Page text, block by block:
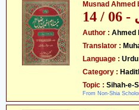
Musnad Ahmed
Author : Ahmed
Translator :
Language : Urdu
Category :
Topic : Sihah-e-
From Non-Shia